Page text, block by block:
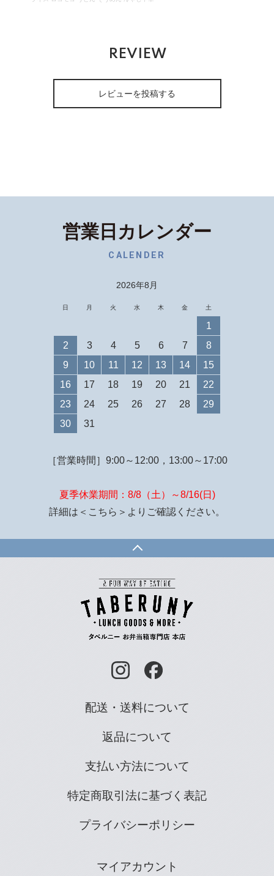
REVIEW
レビューを投稿する
営業日カレンダー
CALENDER
2026年8月
日 月 火 水 木 金 土
1
2
3 4 5 6 7
8
9
10 11 12 13 14
15
16
17 18 19 20 21
22
23
24 25 26 27 28
29
30
31
［営業時間］9:00～12:00，13:00～17:00
夏季休業期間：8/8（土）～8/16(日)
詳細は ＜こちら＞ よりご確認ください。
配送・送料について
返品について
支払い方法について
特定商取引法に基づく表記
プライバシーポリシー
マイアカウント